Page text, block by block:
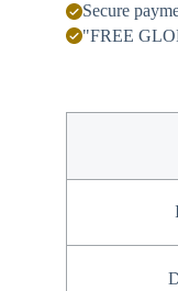
Secure
"FREE